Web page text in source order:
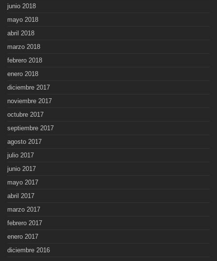
junio 2018
mayo 2018
abril 2018
marzo 2018
febrero 2018
enero 2018
diciembre 2017
noviembre 2017
octubre 2017
septiembre 2017
agosto 2017
julio 2017
junio 2017
mayo 2017
abril 2017
marzo 2017
febrero 2017
enero 2017
diciembre 2016